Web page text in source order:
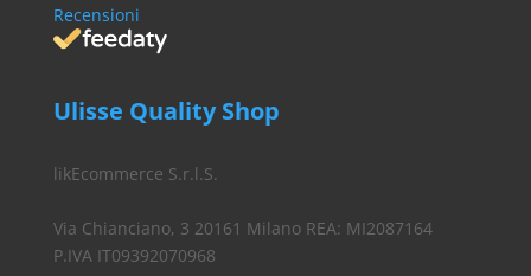
Recensioni
Ulisse Quality Shop
likEcommerce S.r.l.S.
Via Chianciano, 3 20161 Milano REA: MI2087164
P.IVA IT09392070968